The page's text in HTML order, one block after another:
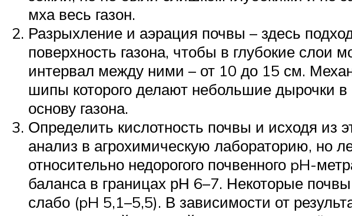
мха весь газон.
Разрыхление и аэрация почвы – здесь
поверхность газона, чтобы в глубокие слои
интервал между ними – от 10 до 15 см.
шипы которого делают небольшие дырочки
основу газона.
Определить кислотность почвы и исходя из
анализ в агрохимическую лабораторию, но
относительно недорогого почвенного pH-
баланса в границах рН 6–7. Некоторые
слабо (pH 5,1–5,5). В зависимости от